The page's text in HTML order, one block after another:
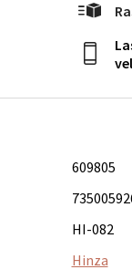
609805
HI-082
Hinza